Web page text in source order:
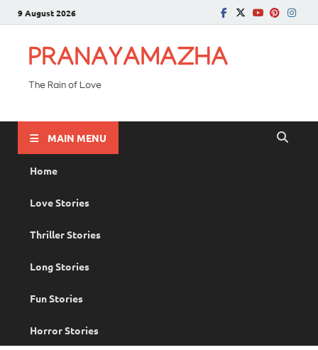
9 August 2026
PRANAYAMAZHA
The Rain of Love
MAIN MENU
Home
Love Stories
Thriller Stories
Long Stories
Fun Stories
Horror Stories